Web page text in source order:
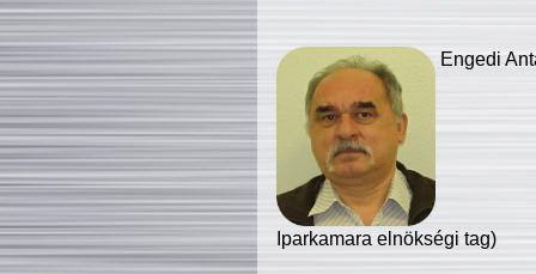
Engedi
Iparkamara elnökségi tag)